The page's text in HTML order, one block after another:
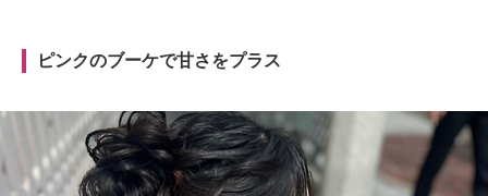
ピンクのブーケで甘さをプラス